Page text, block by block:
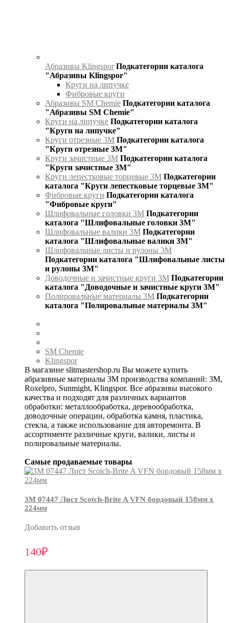
Абразивы Klingspor Подкатегории каталога
"Абразивы Klingspor"
Круги на липучке
Фибровые круги
Абразивы SM Chemie Подкатегории каталога
"Абразивы SM Chemie"
Круги на липучке Подкатегории каталога
"Круги на липучке"
Круги отрезные 3М Подкатегории каталога
"Круги отрезные 3М"
Круги зачистные 3М Подкатегории каталога
"Круги зачистные 3М"
Круги лепестковые торцевые 3М Подкатегории
каталога "Круги лепестковые торцевые 3М"
Фибровые круги Подкатегории каталога
"Фибровые круги"
Шлифовальные головки 3М Подкатегории
каталога "Шлифовальные головки 3М"
Шлифовальные валики 3М Подкатегории
каталога "Шлифовальные валики 3М"
Шлифовальные листы и рулоны 3М
Подкатегории каталога "Шлифовальные листы
и рулоны 3М"
Доводочные и зачистные круги 3М Подкатегории
каталога "Доводочные и зачистные круги 3М"
Полировальные материалы 3М Подкатегории
каталога "Полировальные материалы 3М"
SM Chemie
Klingspor
В магазине slitmastershop.ru Вы можете купить
абразивные материалы 3М производства компаний: 3М,
Roxelpro, Sunmight, Klingspor. Все абразивы высокого
качества и подходят для различных вариантов
обработки: металлообработка, деревообработка,
доводочные операции, обработка камня, пластика,
стекла, а также использование для авторемонта. В
ассортименте различные круги, валики, листы и
полировальные материалы.
Самые продаваемые товары
3М 07447 Лист Scotch-Brite A VFN бордовый 158мм х
224мм
Добавить отзыв
140₽